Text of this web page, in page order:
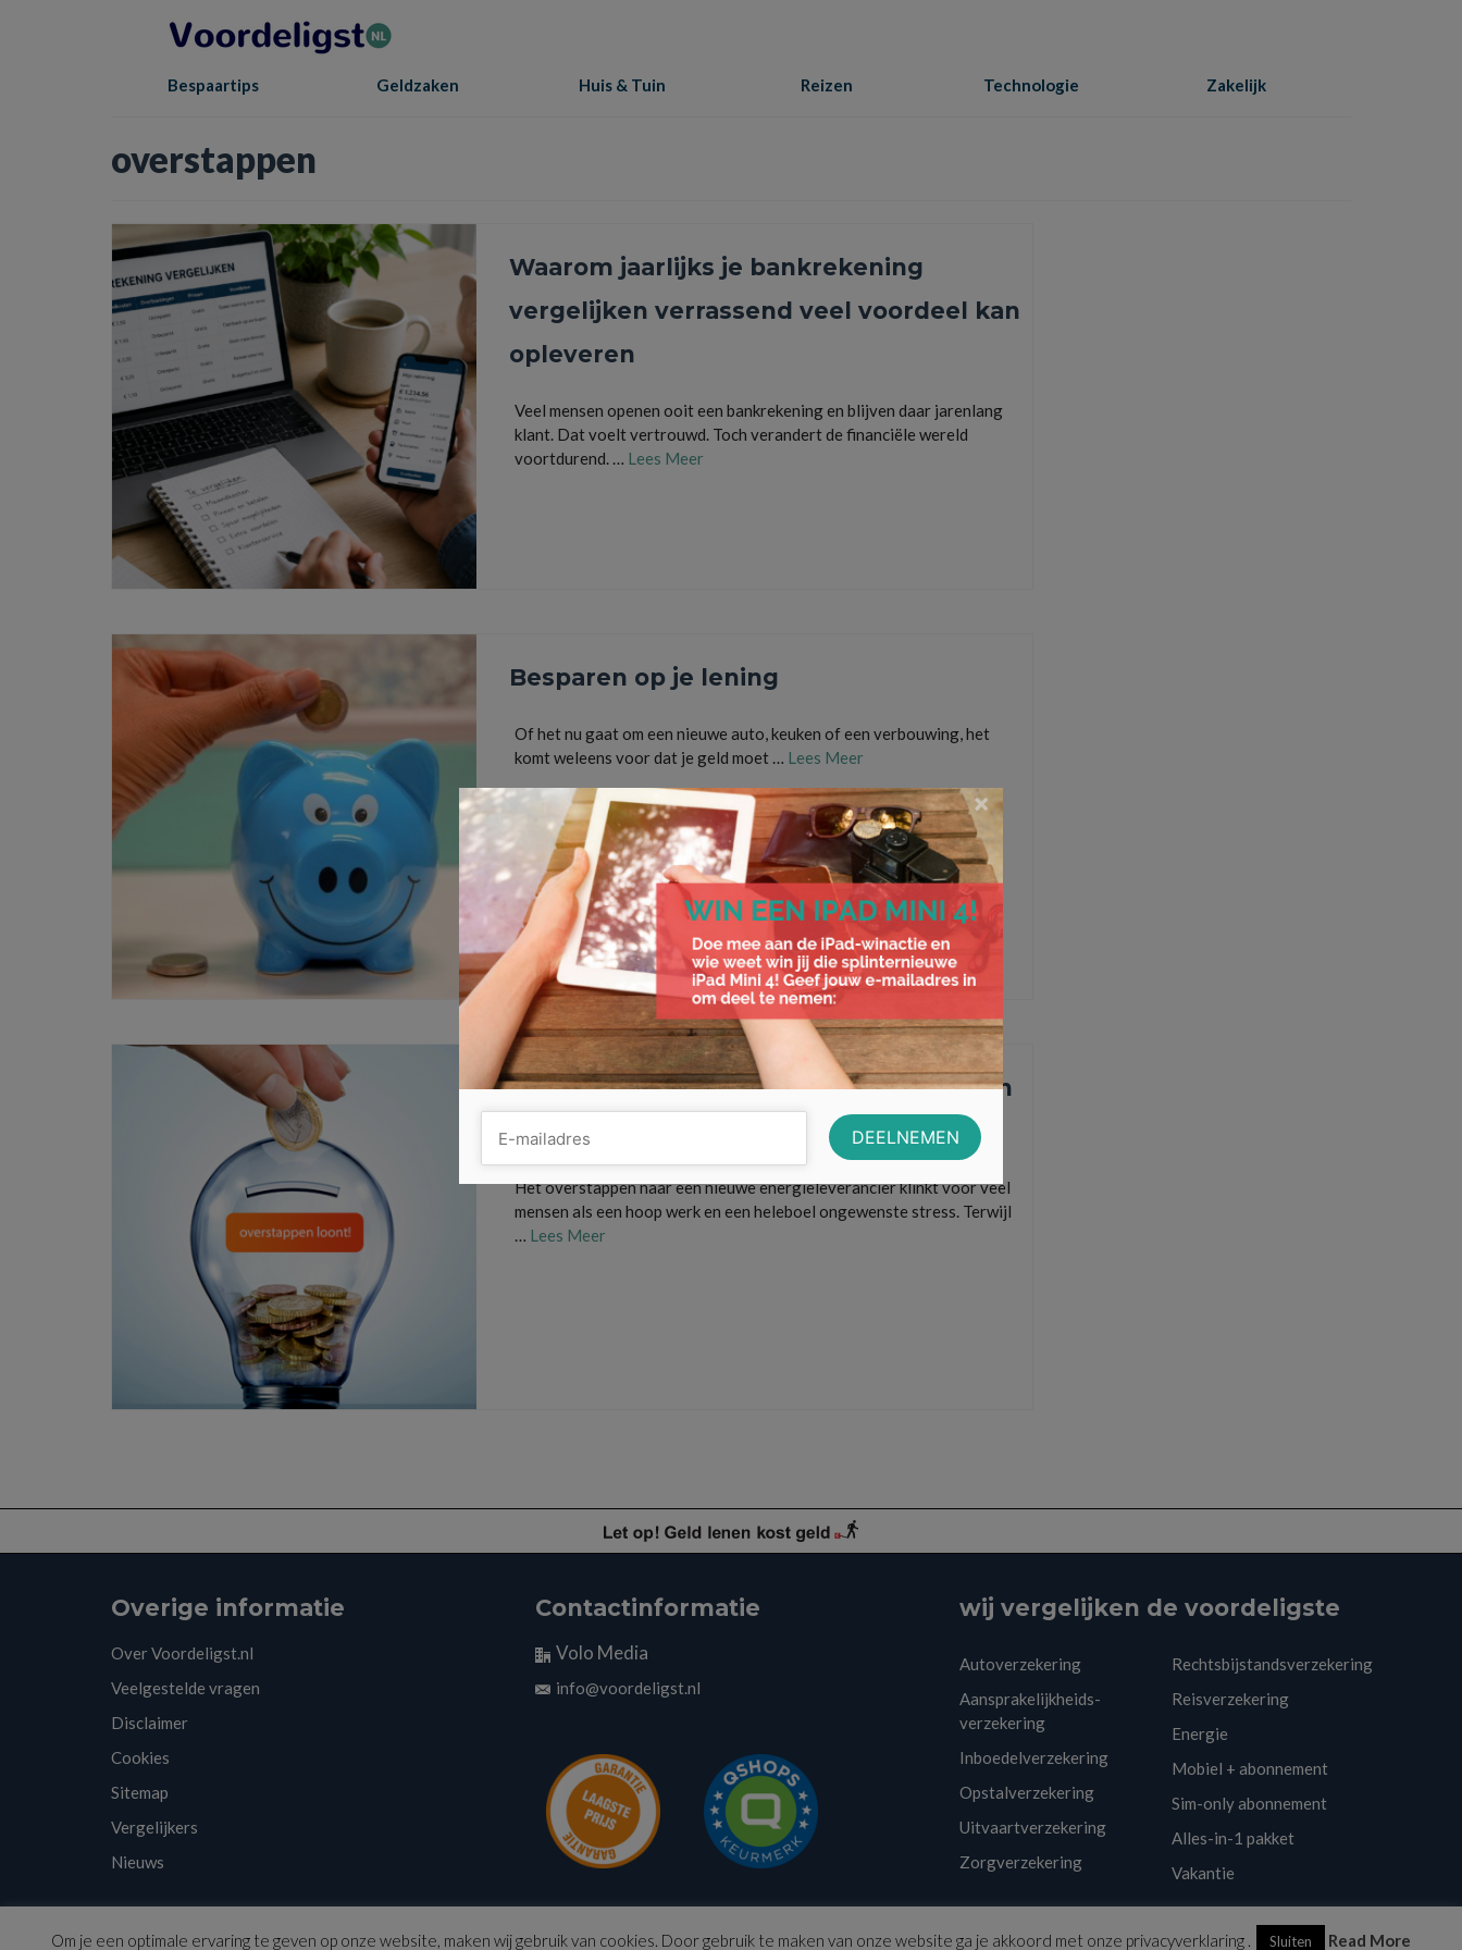
Bespaartips Geldzaken Huis & Tuin Reizen Technologie Zakelijk
overstappen
Waarom jaarlijks je bankrekening
vergelijken verrassend veel voordeel kan
opleveren
Veel mensen openen ooit een bankrekening en blijven daar jarenlang
klant. Dat voelt vertrouwd. Toch verandert de financiële wereld
voortdurend. … Lees Meer
Besparen op je lening
Of het nu gaat om een nieuwe auto, keuken of een verbouwing, het
komt weleens voor dat je geld moet … Lees Meer
besparen, besparing lening,leningen,overstappen ,rente
In 3 stappen eenvoudig overstappen van
energieleverancier
Het overstappen naar een nieuwe energieleverancier klinkt voor veel
mensen als een hoop werk en een heleboel ongewenste stress. Terwijl
… Lees Meer
Overige informatie
Over Voordeligst.nl
Veelgestelde vragen
Disclaimer
Cookies
Sitemap
Vergelijkers
Nieuws
Contactinformatie
Volo Media
info@voordeligst.nl
wij vergelijken de voordeligste
Autoverzekering
Aansprakelijkheids-
verzekering
Inboedelverzekering
Opstalverzekering
Uitvaartverzekering
Zorgverzekering
Rechtsbijstandsverzekering
Reisverzekering
Energie
Mobiel + abonnement
Sim-only abonnement
Alles-in-1 pakket
Vakantie
Klantenservice Links Disclaimer Sitemap Nieuwsbrief
Copyright © 2026 | Voordeligst.nl
Om je een optimale ervaring te geven op onze website, maken wij gebruik van cookies. Door gebruik te maken van onze website ga je akkoord met onze privacyverklaring . Sluiten Read More
×